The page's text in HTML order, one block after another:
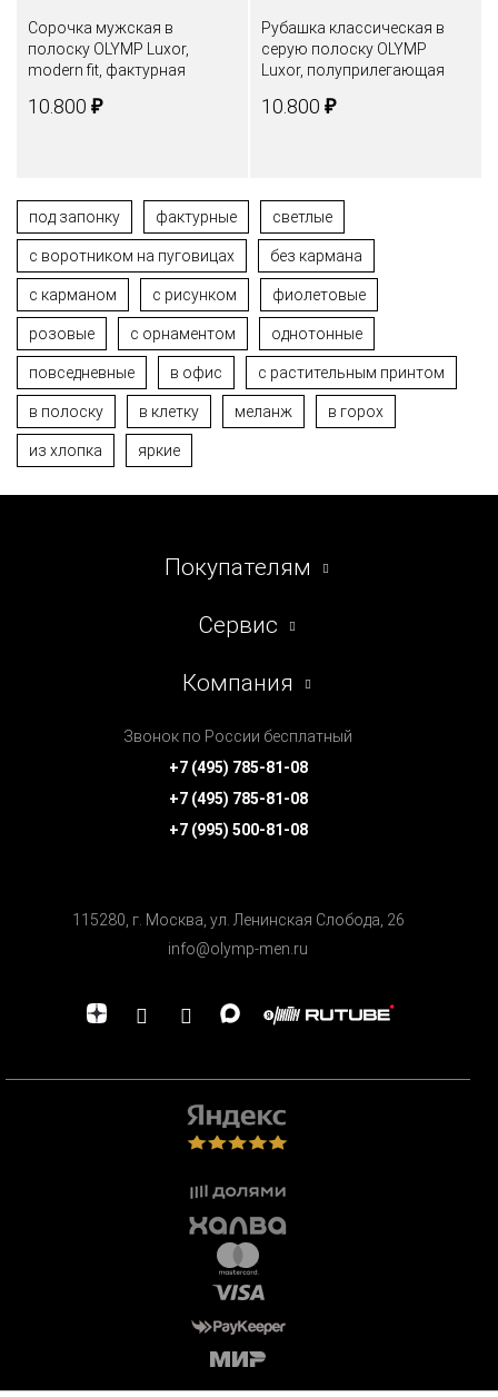
Сорочка мужская в
полоску OLYMP Luxor,
modern fit, фактурная
10.800 ₽
Рубашка классическая в
серую полоску OLYMP
Luxor, полуприлегающая
10.800 ₽
под запонку фактурные светлые
c воротником на пуговицах без кармана
с карманом с рисунком фиолетовые
розовые с орнаментом однотонные
повседневные в офис с растительным принтом
в полоску в клетку меланж в горох
из хлопка яркие
Покупателям
Сервис
Компания
Звонок по России бесплатный
+7 (495) 785-81-08
+7 (495) 785-81-08
+7 (995) 500-81-08
115280, г. Москва, ул. Ленинская Cлобода, 26
info@olymp-men.ru